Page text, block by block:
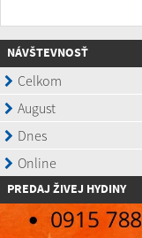
NÁVŠTEVNOSŤ
PREDAJ ŽIVEJ HYDINY